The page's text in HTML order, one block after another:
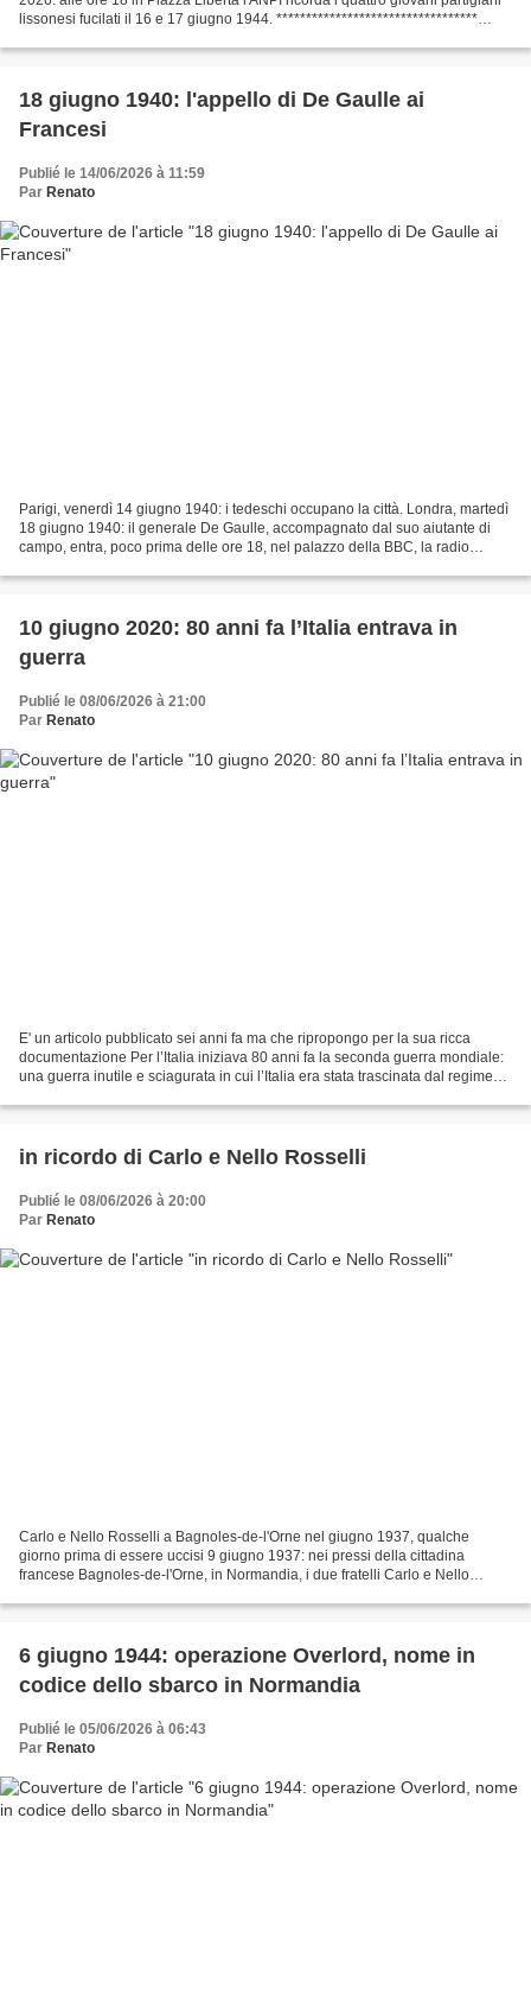
lissonesi fucilati il 16 e 17 giugno 1944. **********************************
18 giugno 1940: l'appello di De Gaulle ai
Francesi
Publié le 14/06/2026 à 11:59
Par Renato
Parigi, venerdì 14 giugno 1940: i tedeschi occupano la città. Londra, martedì
18 giugno 1940: il generale De Gaulle, accompagnato dal suo aiutante di
campo, entra, poco prima delle ore 18, nel palazzo della BBC, la radio
10 giugno 2020: 80 anni fa l’Italia entrava in
guerra
Publié le 08/06/2026 à 21:00
Par Renato
E' un articolo pubblicato sei anni fa ma che ripropongo per la sua ricca
documentazione Per l’Italia iniziava 80 anni fa la seconda guerra mondiale:
una guerra inutile e sciagurata in cui l’Italia era stata trascinata dal regime
in ricordo di Carlo e Nello Rosselli
Publié le 08/06/2026 à 20:00
Par Renato
Carlo e Nello Rosselli a Bagnoles-de-l'Orne nel giugno 1937, qualche
giorno prima di essere uccisi 9 giugno 1937: nei pressi della cittadina
francese Bagnoles-de-l'Orne, in Normandia, i due fratelli Carlo e Nello
6 giugno 1944: operazione Overlord, nome in
codice dello sbarco in Normandia
Publié le 05/06/2026 à 06:43
Par Renato